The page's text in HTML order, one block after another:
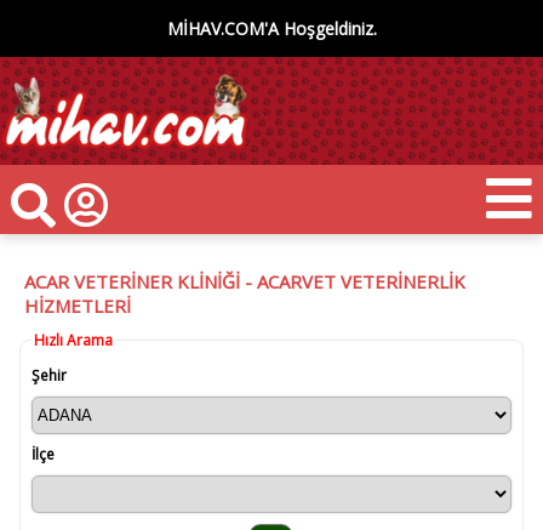
MİHAV.COM'A Hoşgeldiniz.
ACAR VETERİNER KLİNİĞİ - ACARVET VETERİNERLİK
HİZMETLERİ
Hızlı Arama
Şehir
İlçe